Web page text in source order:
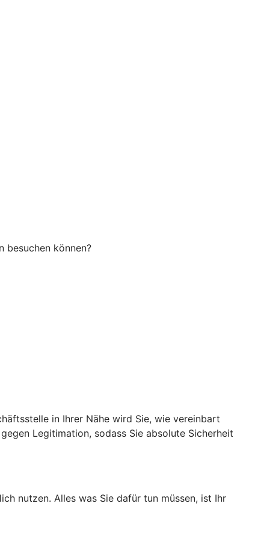
besuchen können?
in Ihrer Nähe wird Sie, wie vereinbart
Legitimation, sodass Sie absolute Sicherheit
nutzen. Alles was Sie dafür tun müssen, ist Ihr